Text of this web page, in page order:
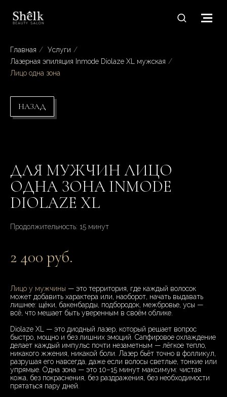
Главная / Услуги /
Лазерная эпиляция Inmode Diolaze XL мужская /
Лицо одна зона
НАЗАД
ДЛЯ МУЖЧИН ЛИЦО
ОДНА ЗОНА INMODE
DIOLAZE XL
Продолжительность: 15 минут
2 400 руб.
Лицо у мужчины — это территория, где каждый волосок
может добавить характера или, наоборот, начать выдавать
лишнее: щёки, бакенбарды, подбородок, межбровье, усы —
всё, что мешает быть уверенным в своём облике.
Diolaze XL — это диодный лазер, который решает вопрос
быстро, мощно и без лишних эмоций. Сапфировое охлаждение
делает каждый импульс почти незаметным — лёгкое тепло,
никакого жжения, никакой боли. Лазер бьёт точно в фолликул,
разрушая его навсегда, даже если волосы светлые, тонкие или
упрямые. Одна зона — это 10–15 минут максимум: чистая
кожа, без покраснения, без раздражения, без необходимости
прятаться пару дней.